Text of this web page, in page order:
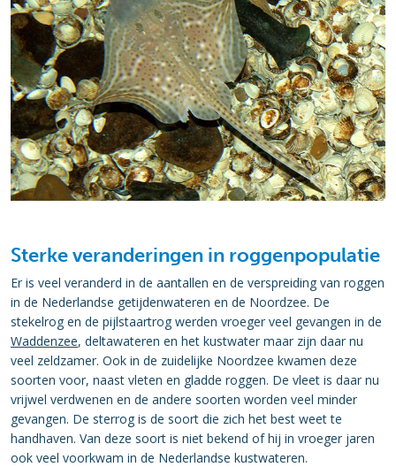
Sterke veranderingen in roggenpopulatie
Er is veel veranderd in de aantallen en de verspreiding van roggen
in de Nederlandse getijdenwateren en de Noordzee. De
stekelrog en de pijlstaartrog werden vroeger veel gevangen in de
Waddenzee, deltawateren en het kustwater maar zijn daar nu
veel zeldzamer. Ook in de zuidelijke Noordzee kwamen deze
soorten voor, naast vleten en gladde roggen. De vleet is daar nu
vrijwel verdwenen en de andere soorten worden veel minder
gevangen. De sterrog is de soort die zich het best weet te
handhaven. Van deze soort is niet bekend of hij in vroeger jaren
ook veel voorkwam in de Nederlandse kustwateren.